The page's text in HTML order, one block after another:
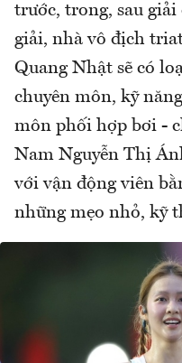
trước, trong, sau
giải, nhà vô địch
Quang Nhật sẽ có
chuyên môn, kỹ
môn phối hợp bơi -
Nam Nguyễn Thị
với vận động viên
những mẹo nhỏ, kỹ